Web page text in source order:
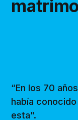
“En los 70
había
esta".